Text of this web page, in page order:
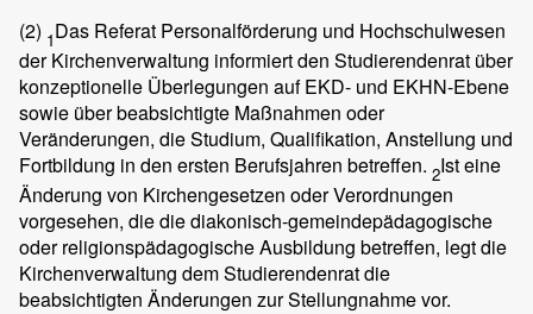
(2) 1Das Referat Personalförderung und Hochschulwesen
der Kirchenverwaltung informiert den Studierendenrat über
konzeptionelle Überlegungen auf EKD- und EKHN-Ebene
sowie über beabsichtigte Maßnahmen oder
Veränderungen, die Studium, Qualifikation, Anstellung und
Fortbildung in den ersten Berufsjahren betreffen. 2Ist eine
Änderung von Kirchengesetzen oder Verordnungen
vorgesehen, die die diakonisch-gemeindepädagogische
oder religionspädagogische Ausbildung betreffen, legt die
Kirchenverwaltung dem Studierendenrat die
beabsichtigten Änderungen zur Stellungnahme vor.